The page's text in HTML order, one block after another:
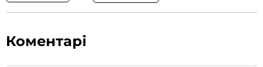
Коментарі